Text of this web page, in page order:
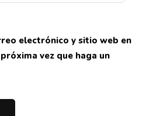
electrónico y sitio web en
vez que haga un